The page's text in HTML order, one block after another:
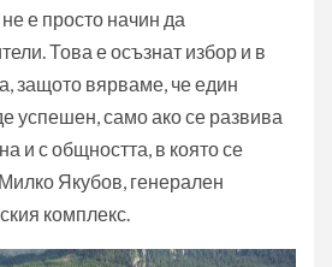
е просто начин да
Това е осъзнат избор и в
защото вярваме, че един
успешен, само ако се развива
и с общността, в която се
Якубов, генерален
комплекс.